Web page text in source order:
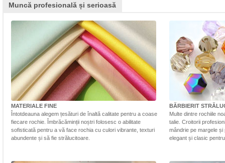
Muncă profesională și serioasă
MATERIALE FINE
Întotdeauna alegem țesături de înaltă calitate pentru a coase
fiecare rochie. Îmbrăcăminții noștri folosesc o abilitate
sofisticată pentru a vă face rochia cu culori vibrante, texturi
abundente și să fie strălucitoare.
BĂRBIERIT
Multe dintre rochiile
talie. Croitorii
mândrie pe margele
elegant și clasic